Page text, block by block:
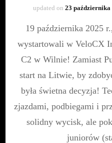
updated on 23 października
19 października 2025
wystartowali w VeloCX
C2 w Wilnie! Zamiast
start na Litwie, by
była świetna decyzja!
zjazdami, podbiegami i
solidny wycisk, ale
juniorów